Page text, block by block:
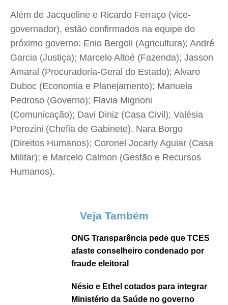
Além de Jacqueline e Ricardo Ferraço (vice-
governador), estão confirmados na equipe do
próximo governo: Enio Bergoli (Agricultura); André
Garcia (Justiça); Marcelo Altoé (Fazenda); Jasson
Amaral (Procuradoria-Geral do Estado); Alvaro
Duboc (Economia e Planejamento); Manuela
Pedroso (Governo); Flavia Mignoni
(Comunicação); Davi Diniz (Casa Civil); Valésia
Perozini (Chefia de Gabinete), Nara Borgo
(Direitos Humanos); Coronel Jocarly Aguiar (Casa
Militar); e Marcelo Calmon (Gestão e Recursos
Humanos).
Veja Também
ONG Transparência pede que TCES
afaste conselheiro condenado por
fraude eleitoral
Nésio e Ethel cotados para integrar
Ministério da Saúde no governo